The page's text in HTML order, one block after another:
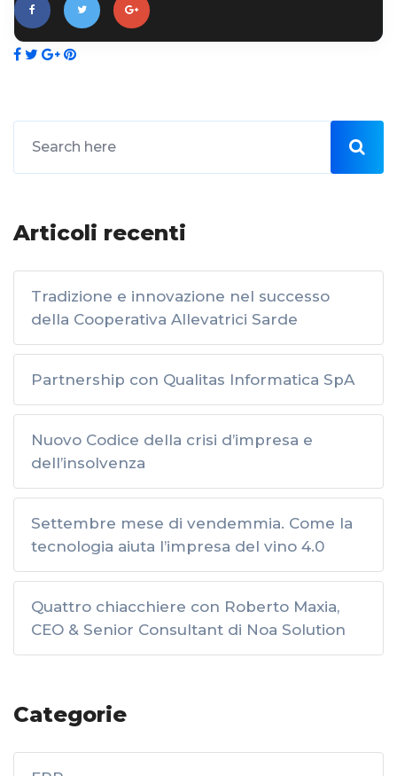
Articoli recenti
Tradizione e innovazione nel successo
della Cooperativa Allevatrici Sarde
Partnership con Qualitas Informatica SpA
Nuovo Codice della crisi d’impresa e
dell’insolvenza
Settembre mese di vendemmia. Come la
tecnologia aiuta l’impresa del vino 4.0
Quattro chiacchiere con Roberto Maxia,
CEO & Senior Consultant di Noa Solution
Categorie